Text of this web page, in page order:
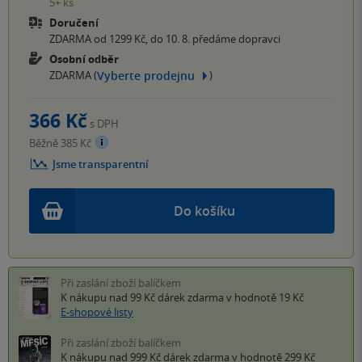
Doručení
ZDARMA od 1299 Kč, do 10. 8. předáme dopravci
Osobní odběr
ZDARMA (Vyberte prodejnu )
Do košíku
366 Kč s DPH
Běžně 385 Kč
Jsme transparentní
Při zaslání zboží balíčkem
K nákupu nad 99 Kč dárek zdarma v hodnotě 19 Kč
E-shopové listy
Při zaslání zboží balíčkem
K nákupu nad 999 Kč dárek zdarma v hodnotě 299 Kč